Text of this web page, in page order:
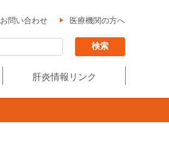
お問い合わせ 医療機関の方へ
肝炎情報リンク